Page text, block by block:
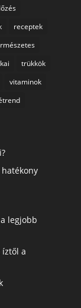
receptek
trükkök
vitaminok
legjobb
íztől a